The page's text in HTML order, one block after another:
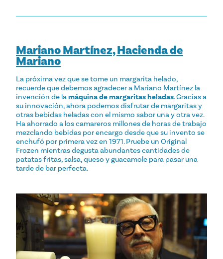
Mariano Martínez, Hacienda de
Mariano
La próxima vez que se tome un margarita helado,
recuerde que debemos agradecer a Mariano Martínez la
invención de lamáquina de margaritas heladas. Gracias a
su innovación, ahora podemos disfrutar de margaritas y
otras bebidas heladas con el mismo sabor una y otra vez.
Ha ahorrado a los camareros millones de horas de trabajo
mezclando bebidas por encargo desde que su invento se
enchufó por primera vez en 1971. Pruebe un Original
Frozen mientras degusta abundantes cantidades de
patatas fritas, salsa, queso y guacamole para pasar una
tarde de bar perfecta.